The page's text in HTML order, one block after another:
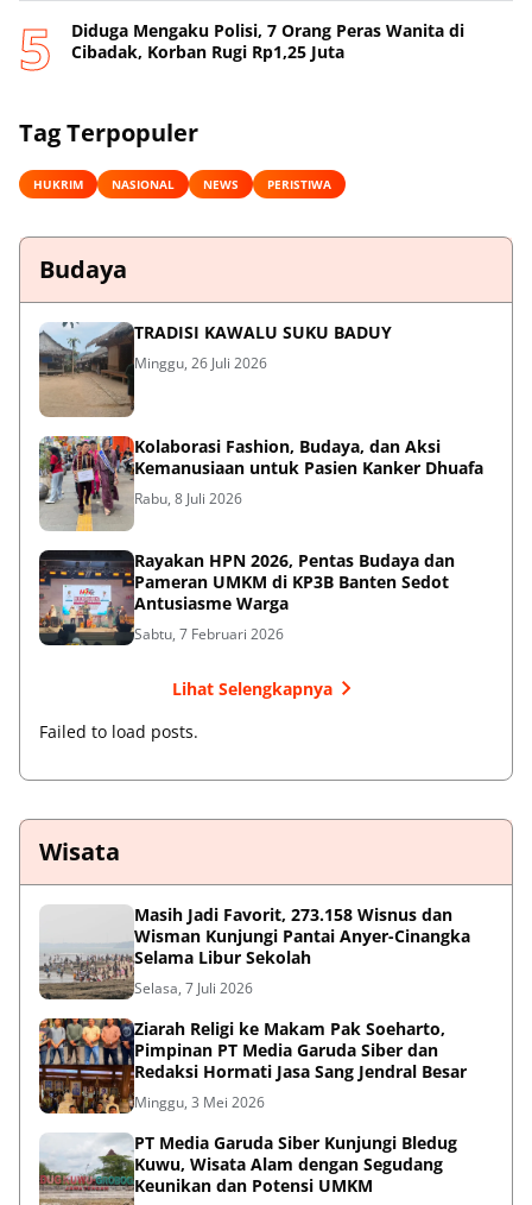
Diduga Mengaku Polisi, 7 Orang Peras Wanita di
Cibadak, Korban Rugi Rp1,25 Juta
Tag Terpopuler
HUKRIM NASIONAL NEWS PERISTIWA
Budaya
TRADISI KAWALU SUKU BADUY
Minggu, 26 Juli 2026
Kolaborasi Fashion, Budaya, dan Aksi
Kemanusiaan untuk Pasien Kanker Dhuafa
Rabu, 8 Juli 2026
Rayakan HPN 2026, Pentas Budaya dan
Pameran UMKM di KP3B Banten Sedot
Antusiasme Warga
Sabtu, 7 Februari 2026
Lihat Selengkapnya
Failed to load posts.
Wisata
Masih Jadi Favorit, 273.158 Wisnus dan
Wisman Kunjungi Pantai Anyer-Cinangka
Selama Libur Sekolah
Selasa, 7 Juli 2026
Ziarah Religi ke Makam Pak Soeharto,
Pimpinan PT Media Garuda Siber dan
Redaksi Hormati Jasa Sang Jendral Besar
Minggu, 3 Mei 2026
PT Media Garuda Siber Kunjungi Bledug
Kuwu, Wisata Alam dengan Segudang
Keunikan dan Potensi UMKM